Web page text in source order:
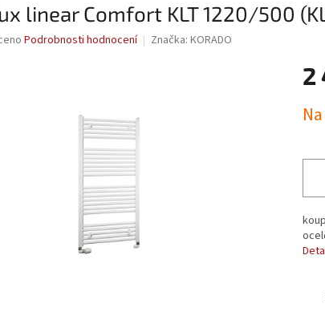
linear Comfort KLT 1220/500
Podrobnosti hodnocení Značka: KORADO
2